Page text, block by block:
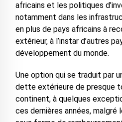
africains et les politiques
notamment dans les
en plus de pays africains à
extérieur, à l’instar d’autres
développement du monde.
Une option qui se traduit par
dette extérieure de presque
continent, à quelques
ces dernières années,